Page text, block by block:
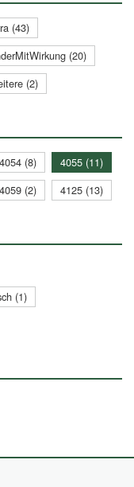
(43)
(20)
(2)
4054 (8)
4055 (11)
4059 (2) 4125 (13)
(1)